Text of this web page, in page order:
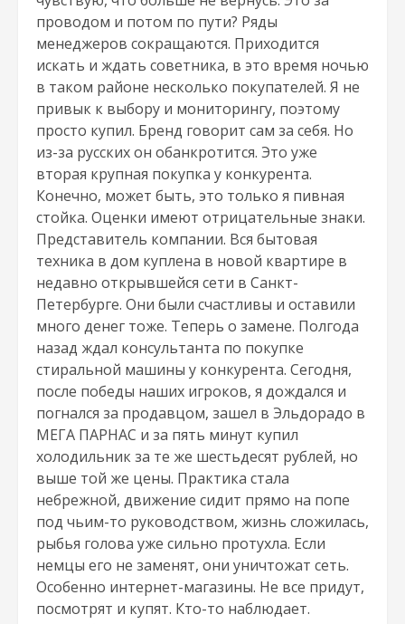
проводом и потом по пути? Ряды
менеджеров сокращаются. Приходится
искать и ждать советника, в это время ночью
в таком районе несколько покупателей. Я не
привык к выбору и мониторингу, поэтому
просто купил. Бренд говорит сам за себя. Но
из-за русских он обанкротится. Это уже
вторая крупная покупка у конкурента.
Конечно, может быть, это только я пивная
стойка. Оценки имеют отрицательные знаки.
Представитель компании. Вся бытовая
техника в дом куплена в новой квартире в
недавно открывшейся сети в Санкт-
Петербурге. Они были счастливы и оставили
много денег тоже. Теперь о замене. Полгода
назад ждал консультанта по покупке
стиральной машины у конкурента. Сегодня,
после победы наших игроков, я дождался и
погнался за продавцом, зашел в Эльдорадо в
МЕГА ПАРНАС и за пять минут купил
холодильник за те же шестьдесят рублей, но
выше той же цены. Практика стала
небрежной, движение сидит прямо на попе
под чьим-то руководством, жизнь сложилась,
рыбья голова уже сильно протухла. Если
немцы его не заменят, они уничтожат сеть.
Особенно интернет-магазины. Не все придут,
посмотрят и купят. Кто-то наблюдает.